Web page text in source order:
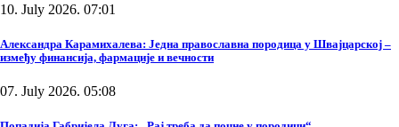
10. July 2026. 07:01
Александра Карамихалева: Једна православна породица у Швајцарској –
између финансија, фармације и вечности
07. July 2026. 05:08